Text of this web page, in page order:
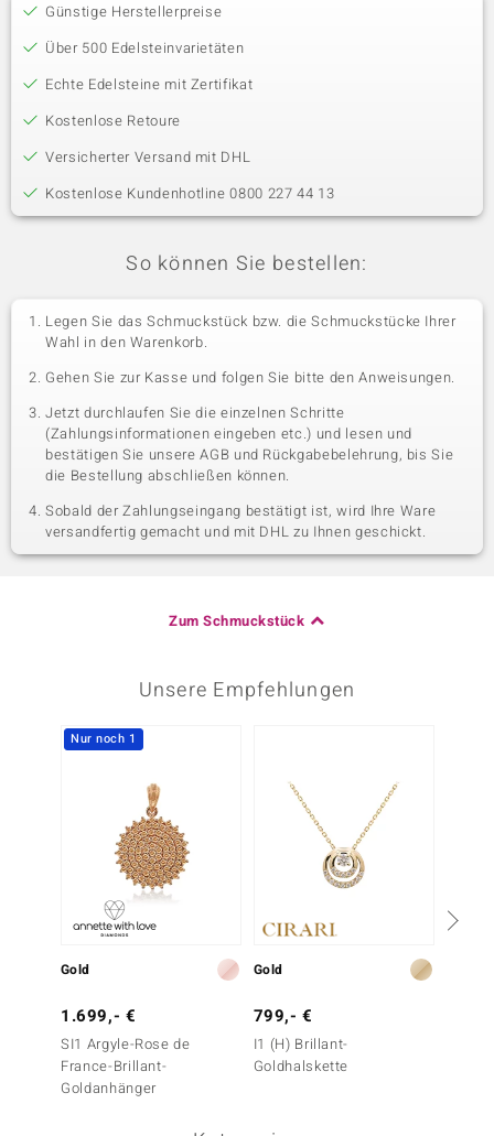
Günstige Herstellerpreise
Über 500 Edelsteinvarietäten
Echte Edelsteine mit Zertifikat
Kostenlose Retoure
Versicherter Versand mit DHL
Kostenlose Kundenhotline 0800 227 44 13
So können Sie bestellen:
Legen Sie das Schmuckstück bzw. die Schmuckstücke Ihrer
Wahl in den Warenkorb.
Gehen Sie zur Kasse und folgen Sie bitte den Anweisungen.
Jetzt durchlaufen Sie die einzelnen Schritte
(Zahlungsinformationen eingeben etc.) und lesen und
bestätigen Sie unsere AGB und Rückgabebelehrung, bis Sie
die Bestellung abschließen können.
Sobald der Zahlungseingang bestätigt ist, wird Ihre Ware
versandfertig gemacht und mit DHL zu Ihnen geschickt.
Zum Schmuckstück
Unsere Empfehlungen
Nur noch 1
Gold
1.699,- €
SI1 Argyle-Rose de
France-Brillant-
Goldanhänger
Gold
799,- €
I1 (H) Brillant-
Goldhalskette